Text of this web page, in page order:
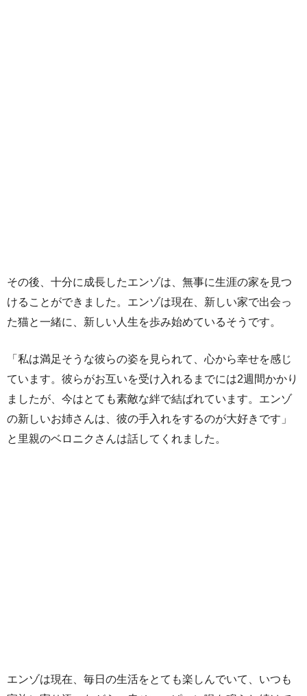
その後、十分に成長したエンゾは、無事に生涯の家を見つ
けることができました。エンゾは現在、新しい家で出会っ
た猫と一緒に、新しい人生を歩み始めているそうです。
「私は満足そうな彼らの姿を見られて、心から幸せを感じ
ています。彼らがお互いを受け入れるまでには2週間かかり
ましたが、今はとても素敵な絆で結ばれています。エンゾ
の新しいお姉さんは、彼の手入れをするのが大好きです」
と里親のベロニクさんは話してくれました。
エンゾは現在、毎日の生活をとても楽しんでいて、いつも